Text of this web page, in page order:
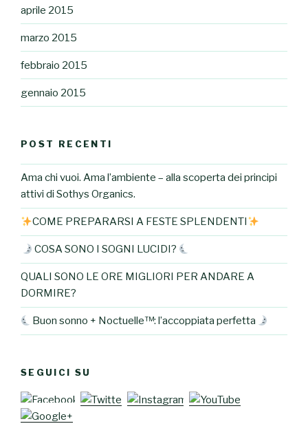
aprile 2015
marzo 2015
febbraio 2015
gennaio 2015
POST RECENTI
Ama chi vuoi. Ama l’ambiente – alla scoperta dei principi
attivi di Sothys Organics.
COME PREPARARSI A FESTE SPLENDENTI
COSA SONO I SOGNI LUCIDI?
QUALI SONO LE ORE MIGLIORI PER ANDARE A
DORMIRE?
Buon sonno + Noctuelle™: l’accoppiata perfetta
SEGUICI SU